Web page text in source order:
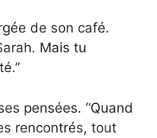
de son café.
Mais tu
pensées. “Quand
rencontrés, tout